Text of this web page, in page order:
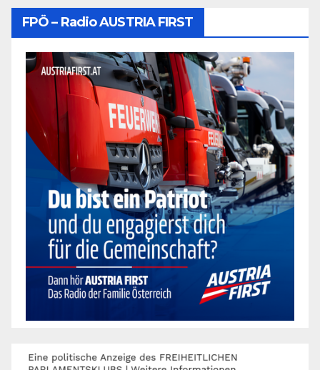
FPÖ – Radio AUSTRIA FIRST